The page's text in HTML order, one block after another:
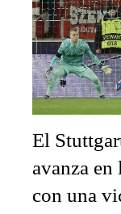
El
avanza
con una